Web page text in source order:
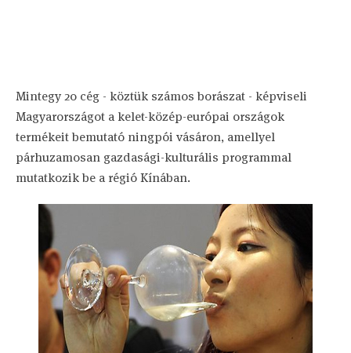
Mintegy 20 cég - köztük számos borászat - képviseli
Magyarországot a kelet-közép-európai országok
termékeit bemutató ningpói vásáron, amellyel
párhuzamosan gazdasági-kulturális programmal
mutatkozik be a régió Kínában.